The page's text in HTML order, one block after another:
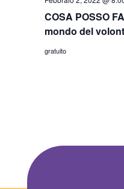
COSA POSSO
mondo del
gratuito